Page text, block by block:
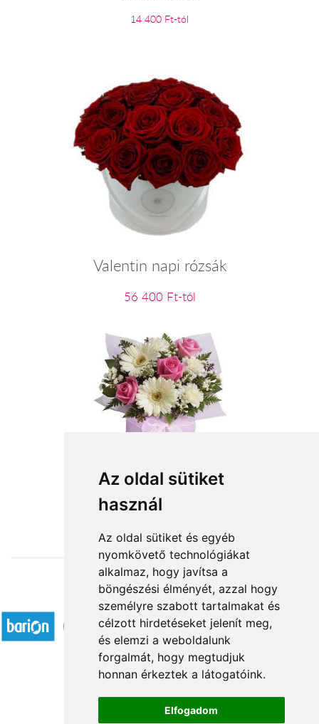
Az oldal sütiket
használ
Az oldal sütiket és egyéb
nyomkövető technológiákat
alkalmaz, hogy javítsa a
böngészési élményét, azzal hogy
személyre szabott tartalmakat és
célzott hirdetéseket jelenít meg,
és elemzi a weboldalunk
forgalmát, hogy megtudjuk
honnan érkeztek a látogatóink.
Elfogadom
14 400 Ft-tól
Valentin napi rózsák
56 400 Ft-tól
A legdrágább kincsem
23 200 Ft-tól
Elfogadott fizetési módok
Á.SZ.F.